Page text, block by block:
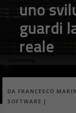
uno
guardi
reale
DA FRANCESCO
SOFTWARE |